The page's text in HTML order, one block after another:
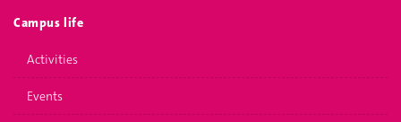
Campus life
Activities
Events